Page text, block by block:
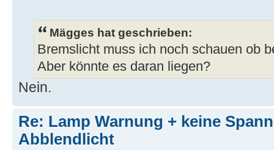
Mägges hat geschrieben:
Bremslicht muss ich noch schauen ob
Aber könnte es daran liegen?
Nein.
Re: Lamp Warnung + keine
Abblendlicht